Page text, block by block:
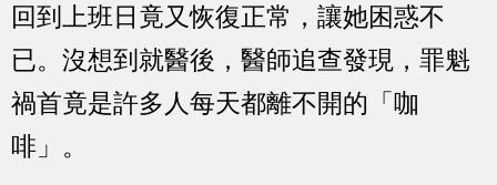
回到上班日竟又恢復正常，讓她困惑不
已。沒想到就醫後，醫師追查發現，罪魁
禍首竟是許多人每天都離不開的「咖
啡」。